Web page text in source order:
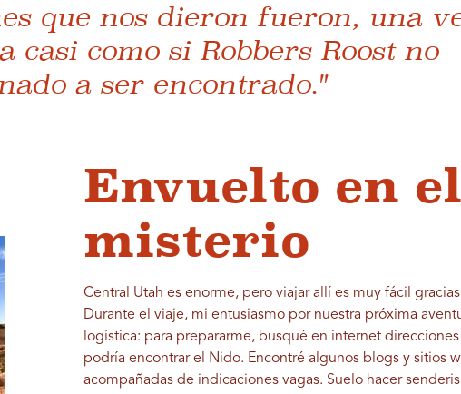
que nos dieron fueron, una
casi como si Robbers Roost no
a ser encontrado."
Envuelto en el
misterio
Central Utah es enorme, pero viajar allí es muy fácil
Durante el viaje, mi entusiasmo por nuestra próxima
logística: para prepararme, busqué en internet
podría encontrar el Nido. Encontré algunos blogs y sitios
acompañadas de indicaciones vagas. Suelo hacer